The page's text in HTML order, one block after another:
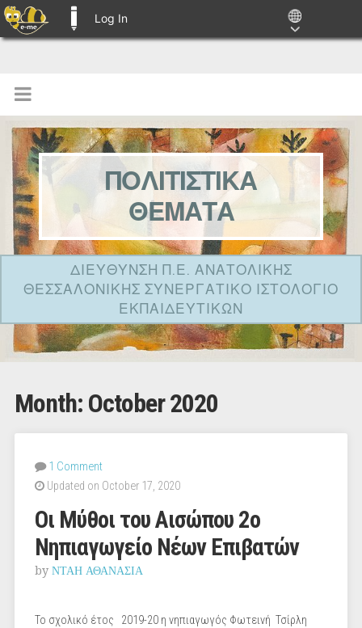
Log In
ΠΟΛΙΤΙΣΤΙΚΑ
ΘΕΜΑΤΑ
ΔΙΕΥΘΥΝΣΗ Π.Ε. ΑΝΑΤΟΛΙΚΗΣ
ΘΕΣΣΑΛΟΝΙΚΗΣ ΣΥΝΕΡΓΑΤΙΚΟ ΙΣΤΟΛΟΓΙΟ
ΕΚΠΑΙΔΕΥΤΙΚΩΝ
Month: October 2020
1 Comment
Updated on October 17, 2020
Οι Μύθοι του Αισώπου 2ο
Νηπιαγωγείο Νέων Επιβατών
by ΝΤΑΗ ΑΘΑΝΑΣΙΑ
To σχολικό έτος 2019-20 η νηπιαγωγός Φωτεινή Τσίρλη